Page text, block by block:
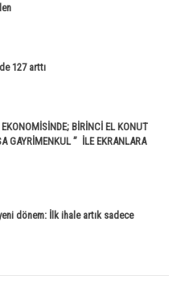
127 arttı
BİRİNCİ EL KONUT
GAYRİMENKUL ” İLE EKRANLARA
dönem: İlk ihale artık sadece